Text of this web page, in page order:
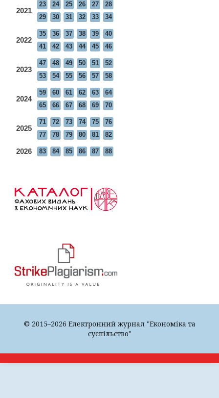
2021
23 24 25 26 27
28
29
30 31 32 33 34
2022
35 36 37 38 39
40
41
42 43 44 45 46
2023
47 48 49 50 51
52
53
54 55 56 57 58
2024
59 60 61 62 63
64
65
66 67 68 69 70
2025
71 72 73 74 75
76
77
78 79 80 81 82
2026 83 84 85 86 87 88
© 2015–2026 Електронний журнал "Економіка та
суспільство"